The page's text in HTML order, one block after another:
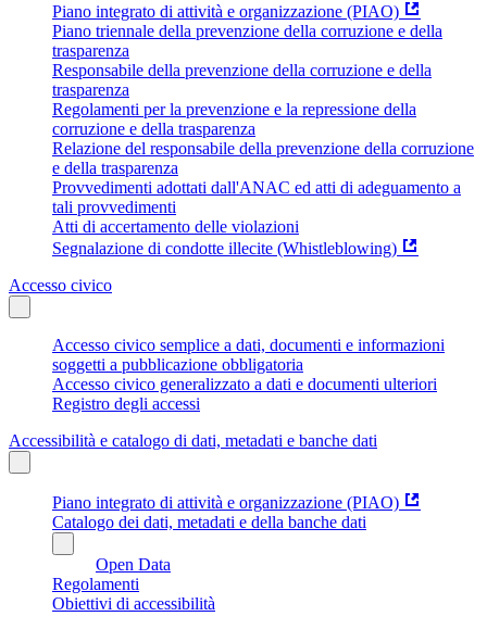
Piano integrato di attività e organizzazione (PIAO)
Piano triennale della prevenzione della corruzione e della
trasparenza
Responsabile della prevenzione della corruzione e della
trasparenza
Regolamenti per la prevenzione e la repressione della
corruzione e della trasparenza
Relazione del responsabile della prevenzione della corruzione
e della trasparenza
Provvedimenti adottati dall'ANAC ed atti di adeguamento a
tali provvedimenti
Atti di accertamento delle violazioni
Segnalazione di condotte illecite (Whistleblowing)
Accesso civico
Accesso civico semplice a dati, documenti e informazioni
soggetti a pubblicazione obbligatoria
Accesso civico generalizzato a dati e documenti ulteriori
Registro degli accessi
Accessibilità e catalogo di dati, metadati e banche dati
Piano integrato di attività e organizzazione (PIAO)
Catalogo dei dati, metadati e della banche dati
Open Data
Regolamenti
Obiettivi di accessibilità